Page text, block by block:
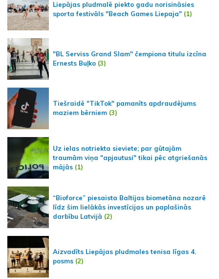
Liepājas pludmalē piekto gadu norisināsies
sporta festivāls "Beach Games Liepaja" (1)
"BL Serviss Grand Slam" čempiona titulu izcīna
Ernests Buļko (3)
Tiešraidē "TikTok" pamanīts apdraudējums
maziem bērniem (3)
Uz ielas notriekta sieviete; par gūtajām
traumām viņa "apjautusi" tikai pēc atgriešanās
mājās (1)
“Bioforce” piesaista Baltijas biometāna nozarē
līdz šim lielākās investīcijas un paplašinās
darbību Latvijā (2)
Aizvadīts Liepājas pludmales tenisa līgas 4.
posms (2)